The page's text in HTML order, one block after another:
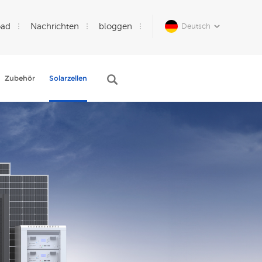
Deutsch
Nachrichten bloggen
Zubehör Solarzellen